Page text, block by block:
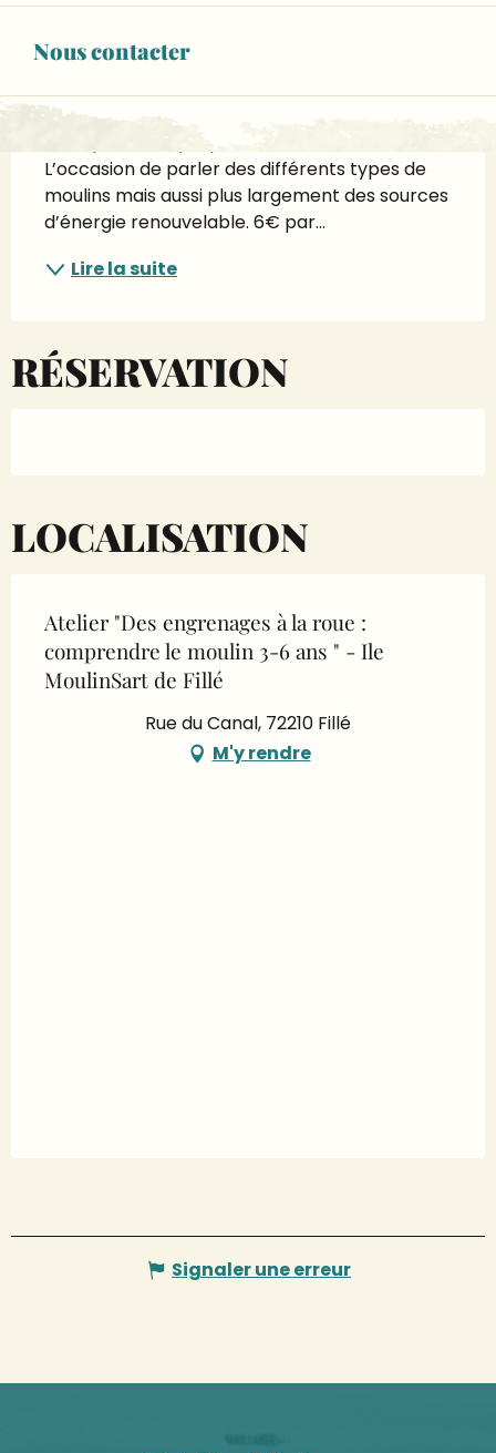
Nous contacter
Après une visite du moulin Cyprien, les enfants
découvrent et expérimentent la transmission
du mouvement au moyen d’engrenages et
L’occasion de parler des différents types de
moulins mais aussi plus largement des sources
d’énergie renouvelable. 6€ par...
Lire la suite
RÉSERVATION
LOCALISATION
Atelier "Des engrenages à la roue :
comprendre le moulin 3-6 ans " - Ile
MoulinSart de Fillé
Rue du Canal, 72210 Fillé
M'y rendre
Signaler une erreur